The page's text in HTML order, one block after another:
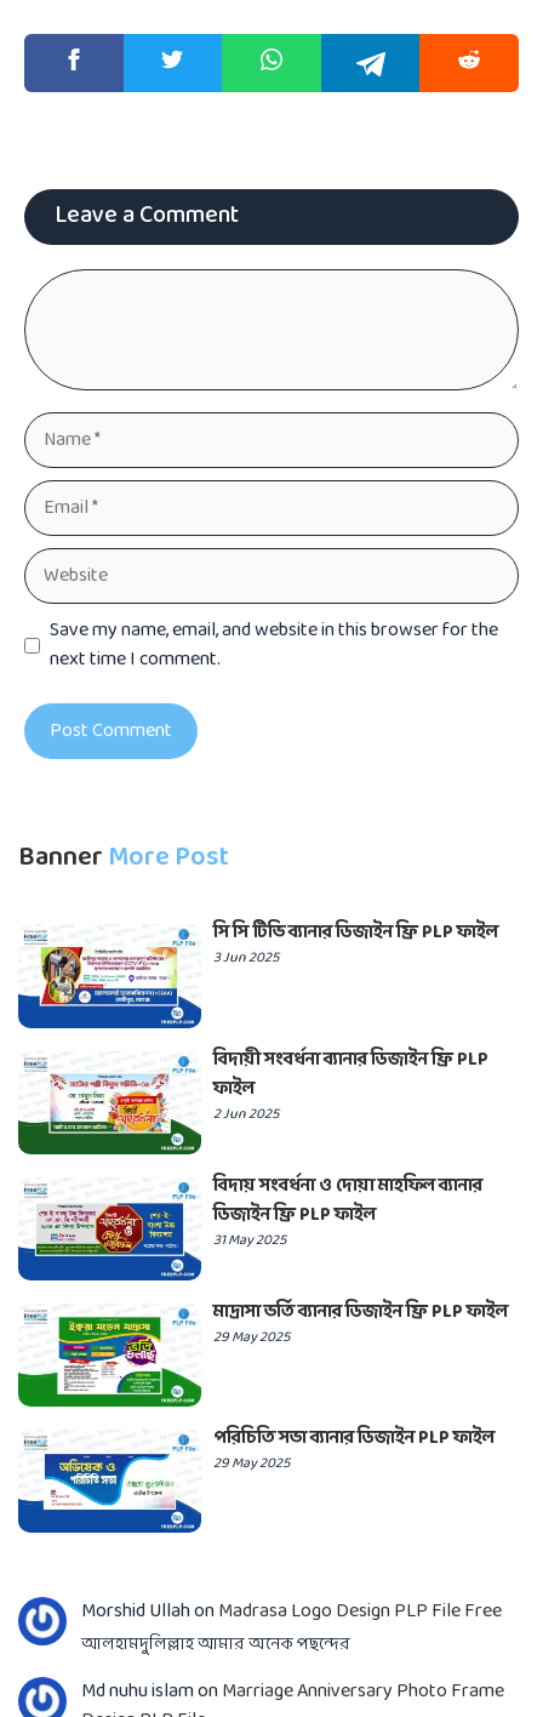
Leave a Comment
Comment
Name
Email
Website
Save my name, email, and website in this browser for the
next time I comment.
BannerMore Post
সি সি টিভি ব্যানার ডিজাইন ফ্রি PLP ফাইল
3 Jun 2025
বিদায়ী সংবর্ধনা ব্যানার ডিজাইন ফ্রি PLP
ফাইল
2 Jun 2025
বিদায় সংবর্ধনা ও দোয়া মাহফিল ব্যানার
ডিজাইন ফ্রি PLP ফাইল
31 May 2025
মাদ্রাসা ভর্তি ব্যানার ডিজাইন ফ্রি PLP ফাইল
29 May 2025
পরিচিতি সভা ব্যানার ডিজাইন PLP ফাইল
29 May 2025
Morshid UllahonMadrasa Logo Design PLP File Free
আলহামদুলিল্লাহ আমার অনেক পছন্দের
Md nuhu islamonMarriage Anniversary Photo Frame